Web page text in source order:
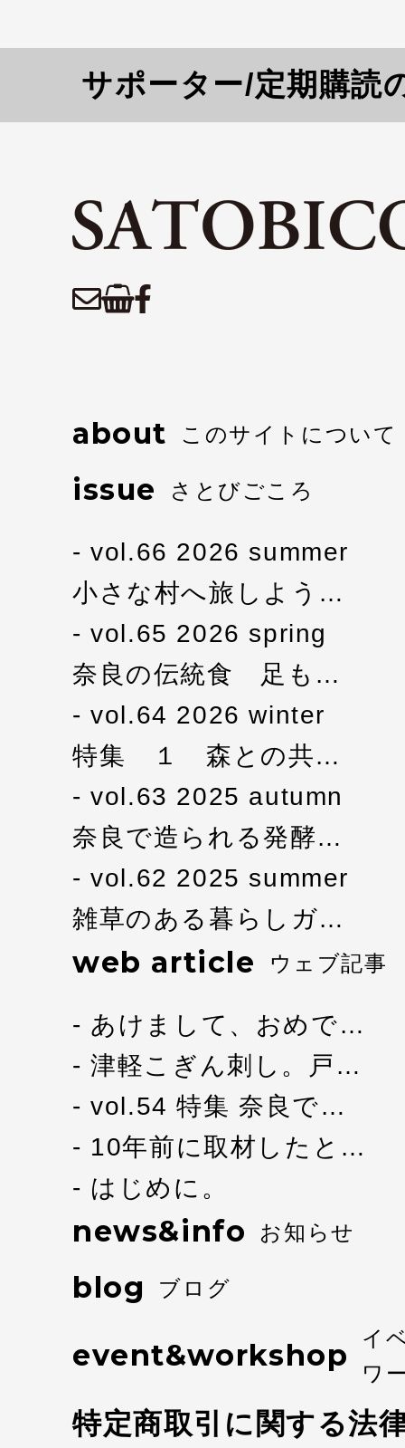
サポーター/定期購読
about このサイトについて
issue さとびごころ
vol.66 2026 summer
小さな村へ旅しよう…
vol.65 2026 spring
奈良の伝統食 足も…
vol.64 2026 winter
特集 １ 森との共…
vol.63 2025 autumn
奈良で造られる発酵…
vol.62 2025 summer
雑草のある暮らしガ…
web article ウェブ記事
あけまして、おめで…
津軽こぎん刺し。戸…
vol.54 特集 奈良で…
10年前に取材したと…
はじめに。
news&info お知らせ
blog ブログ
event&workshop
イ
ワ
特定商取引に関する法